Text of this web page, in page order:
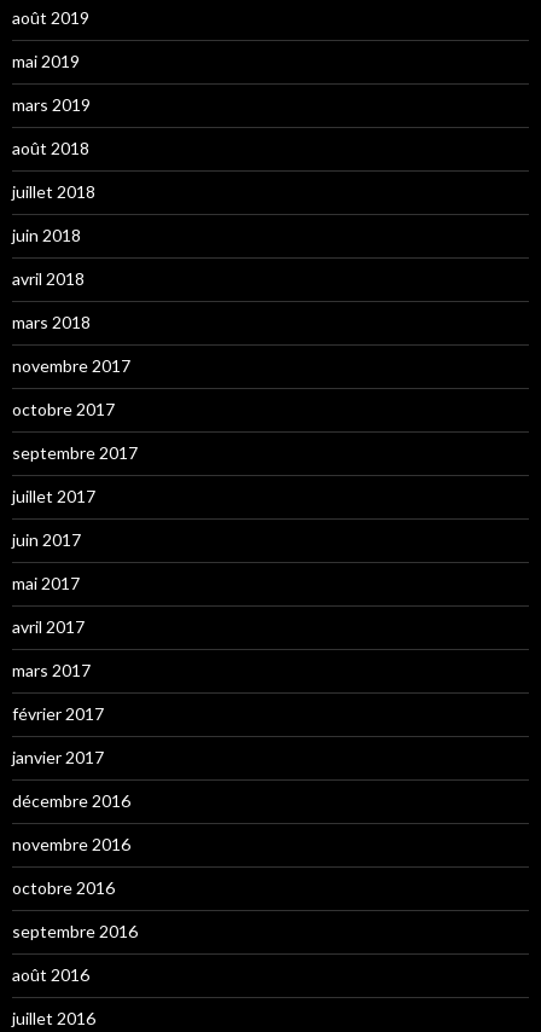
août 2019
mai 2019
mars 2019
août 2018
juillet 2018
juin 2018
avril 2018
mars 2018
novembre 2017
octobre 2017
septembre 2017
juillet 2017
juin 2017
mai 2017
avril 2017
mars 2017
février 2017
janvier 2017
décembre 2016
novembre 2016
octobre 2016
septembre 2016
août 2016
juillet 2016